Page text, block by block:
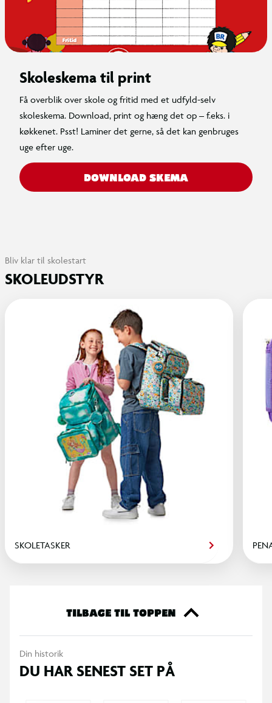
Skoleskema til print
Få overblik over skole og fritid med et udfyld-selv
skoleskema. Download, print og hæng det op – f.eks. i
køkkenet. Psst! Laminer det gerne, så det kan genbruges
uge efter uge.
DOWNLOAD SKEMA
Bliv klar til skolestart
SKOLEUDSTYR
SKOLETASKER
TILBAGE TIL TOPPEN
Din historik
DU HAR SENEST SET PÅ